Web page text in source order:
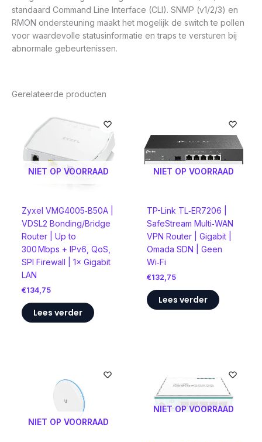
standaard Command Line Interface (CLI). SNMP (v1/2/3) en
RMON ondersteuning maakt het mogelijk de switch te pollen
voor waardevolle statusinformatie en traps te versturen bij
abnormale gebeurtenissen.
Gerelateerde producten
NIET OP VOORRAAD
Zyxel VMG4005‑B50A |
VDSL2 Bonding/Bridge
Router | Up to
300 Mbps + IPv6, QoS,
SPI Firewall | 1× Gigabit
LAN
€134,75
Lees verder
NIET OP VOORRAAD
TP-Link TL‑ER7206 |
SafeStream Multi‑WAN
VPN Router | Gigabit |
Omada SDN | Geen
Wi‑Fi
€132,75
Lees verder
NIET OP VOORRAAD
NIET OP VOORRAAD